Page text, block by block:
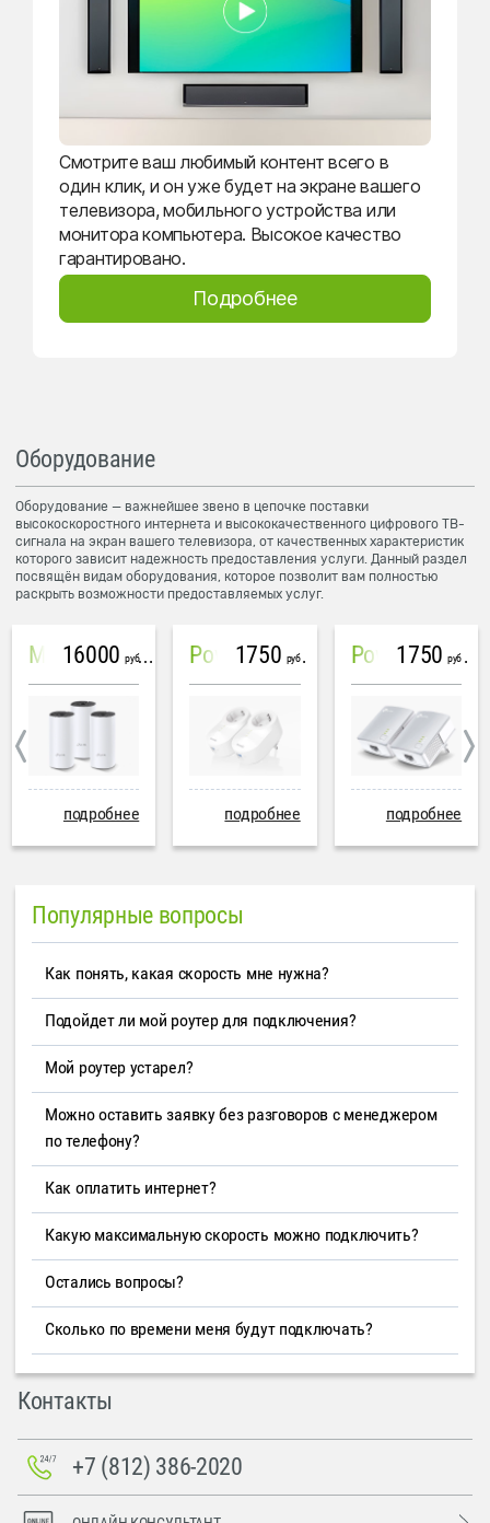
Смотрите ваш любимый контент всего в
один клик, и он уже будет на экране вашего
телевизора, мобильного устройства или
монитора компьютера. Высокое качество
гарантировано.
Подробнее
Оборудование
Оборудование — важнейшее звено в цепочке поставки
высокоскоростного интернета и высококачественного цифрового ТВ-
сигнала на экран вашего телевизора, от качественных характеристик
которого зависит надежность предоставления услуги. Данный раздел
посвящён видам оборудования, которое позволит вам полностью
раскрыть возможности предоставляемых услуг.
Mesh система TP-Link Deco M4 (3 устройства)
16000 руб
подробнее
PowerLine Tenda PH6
1750 руб
подробнее
PowerLine TP-Link AV600
1750 руб
подробнее
Популярные вопросы
Как понять, какая скорость мне нужна?
Подойдет ли мой роутер для подключения?
Мой роутер устарел?
Можно оставить заявку без разговоров с менеджером
по телефону?
Как оплатить интернет?
Какую максимальную скорость можно подключить?
Остались вопросы?
Сколько по времени меня будут подключать?
Контакты
+7 (812) 386-2020